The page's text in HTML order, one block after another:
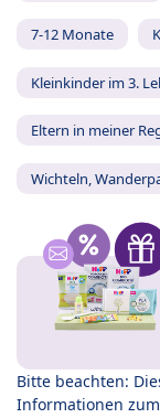
7-12 Monate
Kleinkinder im 3.
Eltern in meiner
Wichteln,
Bitte beachten:
Informationen